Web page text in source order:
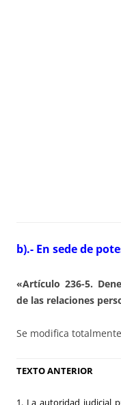
b).- En sede de
«Artículo 236-5.
de las relaciones
Se modifica
TEXTO ANTERIOR
1. La autoridad judicial